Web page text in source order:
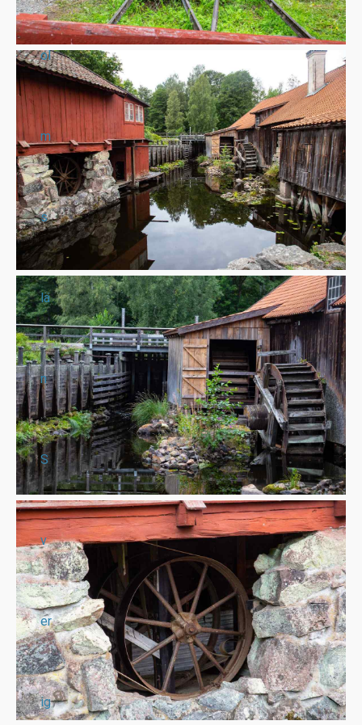
ol
m
s
lä
n
S
v
er
ig